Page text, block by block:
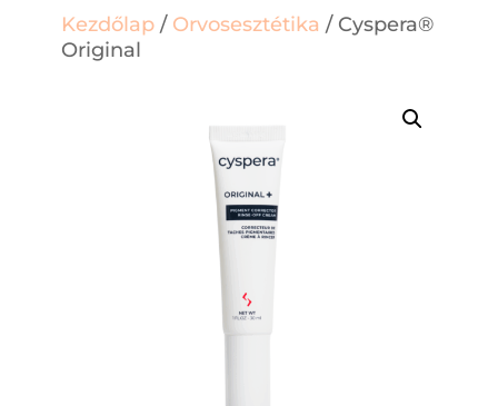
Kezdőlap/ Orvosesztétika / Cyspera®
Original